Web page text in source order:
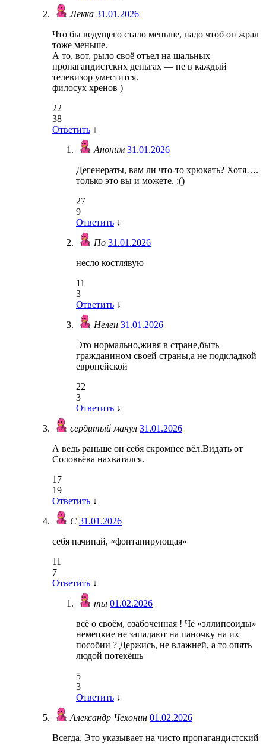
Лекка 31.01.2026
Что бы ведущего стало меньше, надо чтоб он жрал
тоже меньше.
А то, вот, рыло своё отъел на шальных
пропагандистских деньгах — не в каждый
телевизор уместится.
филосух хренов )
22
38
Ответить ↓
Аноним 31.01.2026
Дегенераты, вам ли что-то хрюкать? Хотя….
только это вы и можете. :()
27
9
Ответить ↓
По 31.01.2026
несло костлявую
11
3
Ответить ↓
Нелен 31.01.2026
Это нормально,живя в стране,быть
гражданином своей страны,а не подкладкой
европейской
22
3
Ответить ↓
сердитый манул 31.01.2026
А ведь раньше он себя скромнее вёл.Видать от
Соловьёва нахватался.
17
19
Ответить ↓
С 31.01.2026
себя начинай, «фонтанирующая»
11
7
Ответить ↓
ты 01.02.2026
всё о своём, озабоченная ! Чё «эллипсоиды»
немецкие не западают на паночку на их
пособии ? Держись, не влажней, а то опять
людой потекёшь
5
3
Ответить ↓
Александр Чехонин 01.02.2026
Всегда. Это указывает на чисто пропагандистский